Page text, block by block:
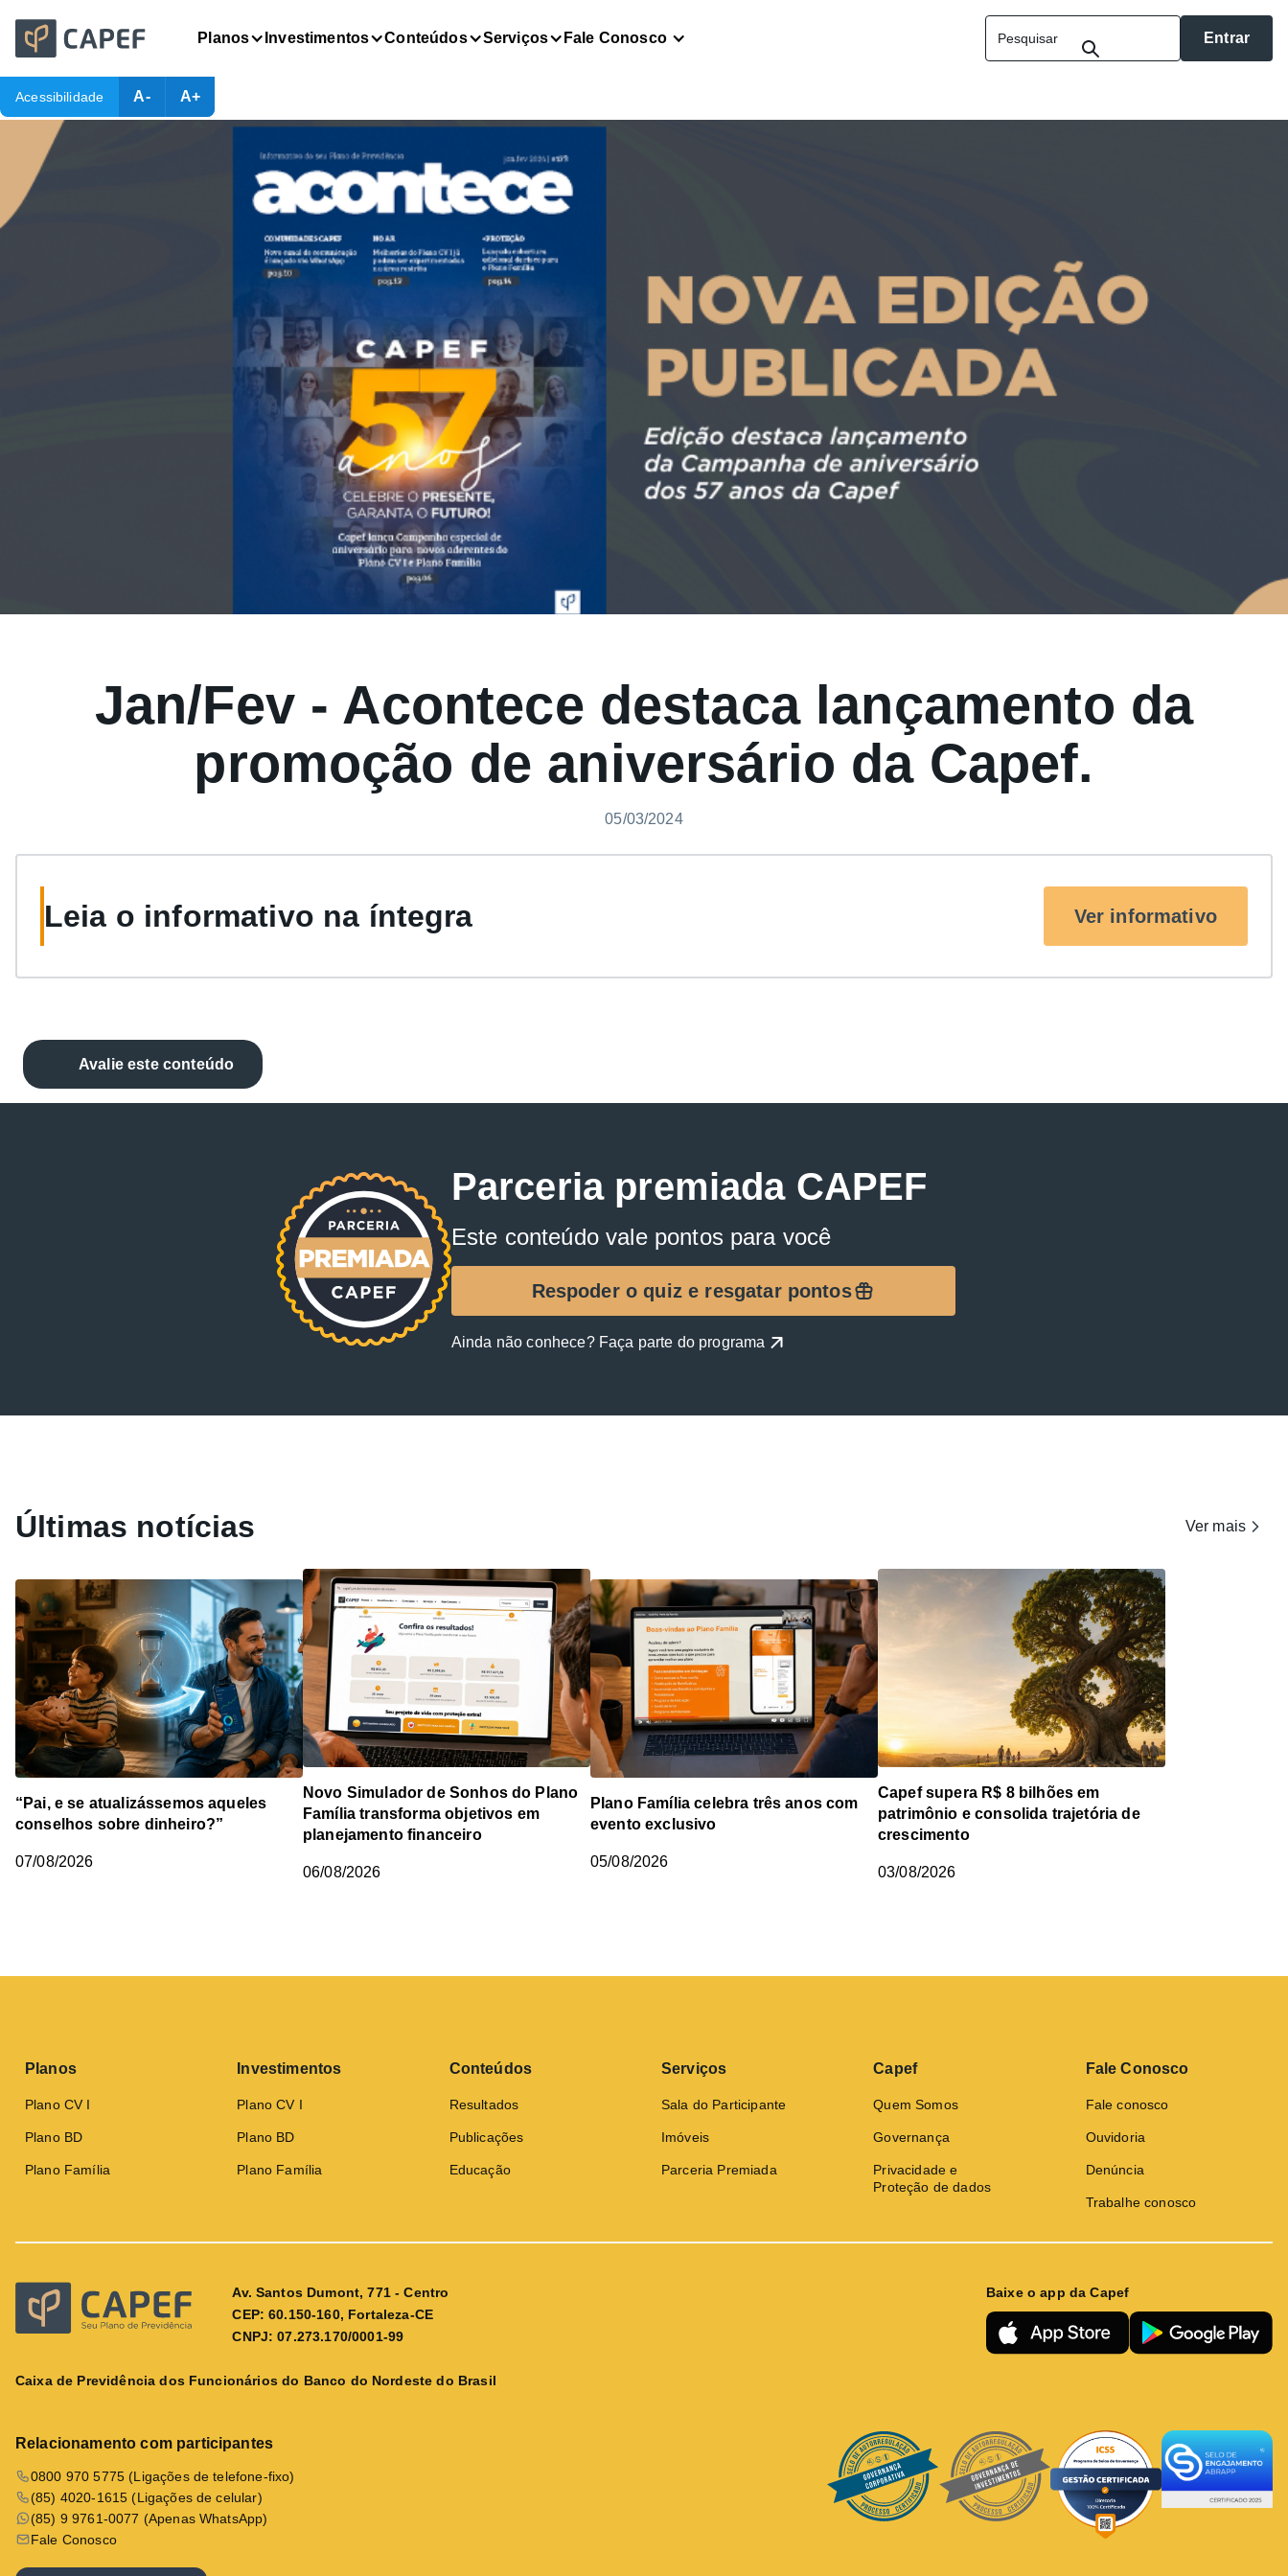
Planos Investimentos Conteúdos Serviços Fale Conosco Entrar
Acessibilidade A- A+
Jan/Fev - Acontece destaca lançamento da
promoção de aniversário da Capef.
05/03/2024
Leia o informativo na íntegra Ver informativo
Avalie este conteúdo
Parceria premiada CAPEF
Este conteúdo vale pontos para você
Respoder o quiz e resgatar pontos
Ainda não conhece? Faça parte do programa
Últimas notícias Ver mais
“Pai, e se atualizássemos aqueles
conselhos sobre dinheiro?”
07/08/2026
Novo Simulador de Sonhos do Plano
Família transforma objetivos em
planejamento financeiro
06/08/2026
Plano Família celebra três anos com
evento exclusivo
05/08/2026
Capef supera R$ 8 bilhões em
patrimônio e consolida trajetória de
crescimento
03/08/2026
Planos
Plano CV I
Plano BD
Plano Família
Investimentos
Plano CV I
Plano BD
Plano Família
Conteúdos
Resultados
Publicações
Educação
Serviços
Sala do Participante
Imóveis
Parceria Premiada
Capef
Quem Somos
Governança
Privacidade e
Proteção de dados
Fale Conosco
Fale conosco
Ouvidoria
Denúncia
Trabalhe conosco
Av. Santos Dumont, 771 - Centro
CEP: 60.150-160, Fortaleza-CE
CNPJ: 07.273.170/0001-99
Baixe o app da Capef
Caixa de Previdência dos Funcionários do Banco do Nordeste do Brasil
Relacionamento com participantes
0800 970 5775 (Ligações de telefone-fixo)
(85) 4020-1615 (Ligações de celular)
(85) 9 9761-0077 (Apenas WhatsApp)
Fale Conosco